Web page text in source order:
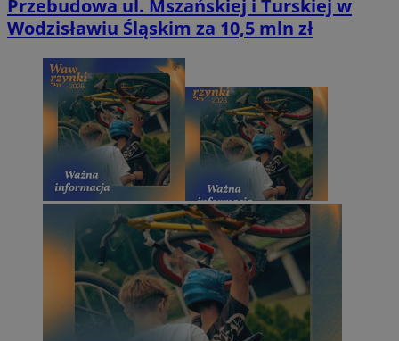
Przebudowa ul. Mszańskiej i Turskiej w
Wodzisławiu Śląskim za 10,5 mln zł